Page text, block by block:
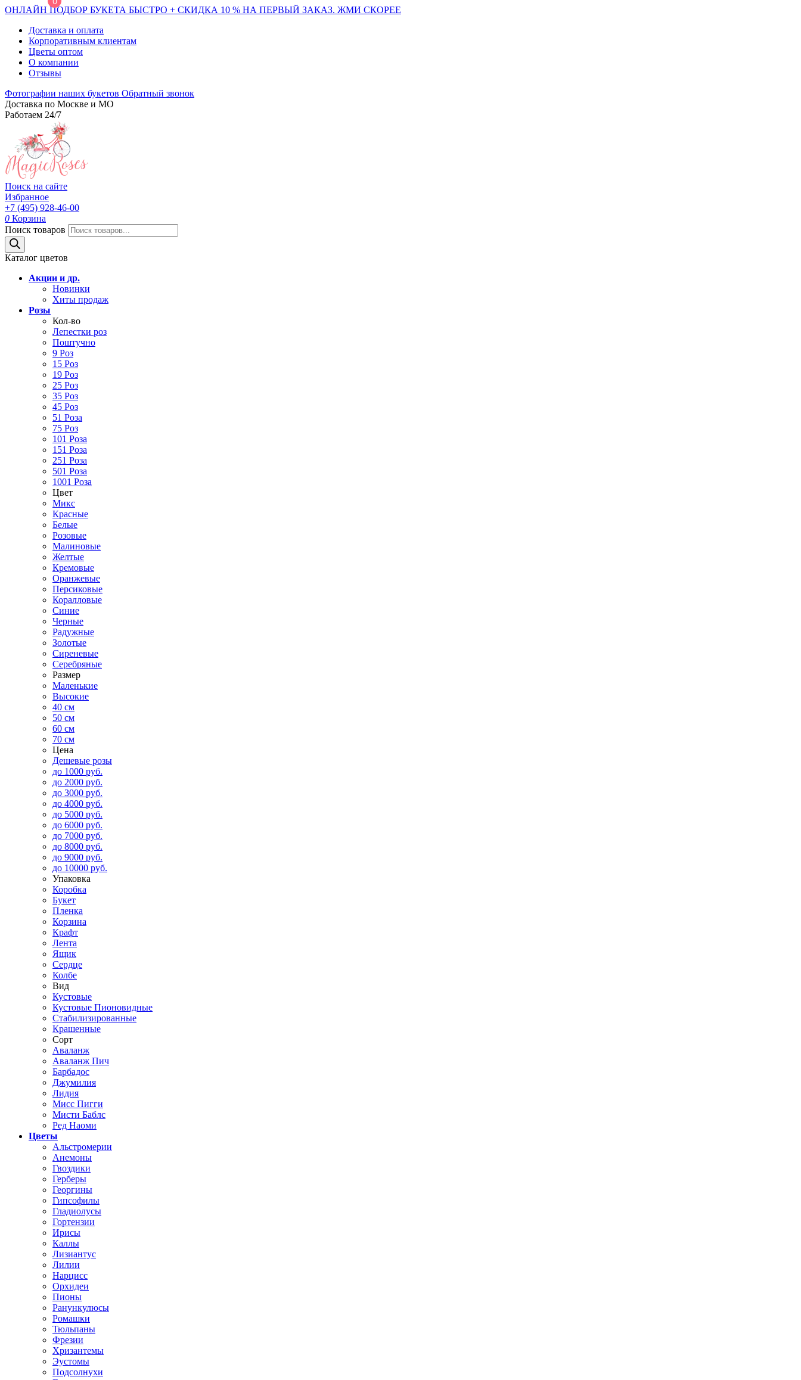
ОНЛАЙН ПОДБОР БУКЕТА БЫСТРО + СКИДКА 10 % НА ПЕРВЫЙ ЗАКАЗ. ЖМИ СКОРЕЕ
Доставка и оплата
Корпоративным клиентам
Цветы оптом
О компании
Отзывы
Фотографии наших букетов Обратный звонок
Доставка по Москве и МО
Работаем 24/7
Поиск на сайте
Избранное
+7 (495) 928-46-00
0 Корзина
Поиск товаров
Каталог цветов
Акции и др.
Новинки
Хиты продаж
Розы
Кол-во
Лепестки роз
Поштучно
9 Роз
15 Роз
19 Роз
25 Роз
35 Роз
45 Роз
51 Роза
75 Роз
101 Роза
151 Роза
251 Роза
501 Роза
1001 Роза
Цвет
Микс
Красные
Белые
Розовые
Малиновые
Желтые
Кремовые
Оранжевые
Персиковые
Коралловые
Синие
Черные
Радужные
Золотые
Сиреневые
Серебряные
Размер
Маленькие
Высокие
40 см
50 см
60 см
70 см
Цена
Дешевые розы
до 1000 руб.
до 2000 руб.
до 3000 руб.
до 4000 руб.
до 5000 руб.
до 6000 руб.
до 7000 руб.
до 8000 руб.
до 9000 руб.
до 10000 руб.
Упаковка
Коробка
Букет
Пленка
Корзина
Крафт
Лента
Ящик
Сердце
Колбе
Вид
Кустовые
Кустовые Пионовидные
Стабилизированные
Крашенные
Сорт
Аваланж
Аваланж Пич
Барбадос
Джумилия
Лидия
Мисс Пигги
Мисти Баблс
Ред Наоми
Цветы
Альстромерии
Анемоны
Гвоздики
Герберы
Георгины
Гипсофилы
Гладиолусы
Гортензии
Ирисы
Каллы
Лизиантус
Лилии
Нарцисс
Орхидеи
Пионы
Ранункулюсы
Ромашки
Тюльпаны
Фрезии
Хризантемы
Эустомы
Подсолнухи